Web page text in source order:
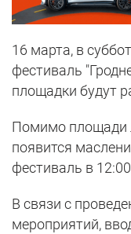
16 марта, в
фестиваль
площадки будут
Помимо площади
появится
фестиваль в
В связи с
мероприятий,